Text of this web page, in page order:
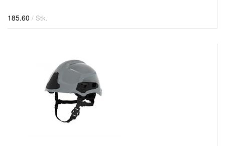
185.60 / Stk.